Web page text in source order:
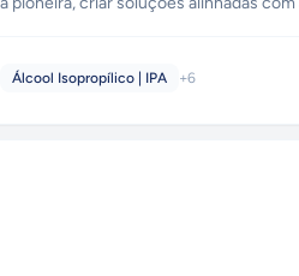
Álcool Isopropílico | IPA +6